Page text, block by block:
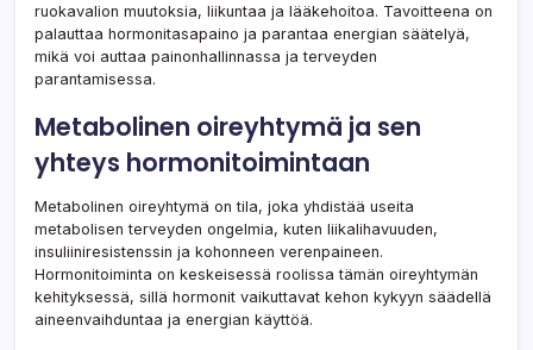
ruokavalion muutoksia, liikuntaa ja lääkehoitoa. Tavoitteena on
palauttaa hormonitasapaino ja parantaa energian säätelyä,
mikä voi auttaa painonhallinnassa ja terveyden
parantamisessa.
Metabolinen oireyhtymä ja sen
yhteys hormonitoimintaan
Metabolinen oireyhtymä on tila, joka yhdistää useita
metabolisen terveyden ongelmia, kuten liikalihavuuden,
insuliiniresistenssin ja kohonneen verenpaineen.
Hormonitoiminta on keskeisessä roolissa tämän oireyhtymän
kehityksessä, sillä hormonit vaikuttavat kehon kykyyn säädellä
aineenvaihduntaa ja energian käyttöä.